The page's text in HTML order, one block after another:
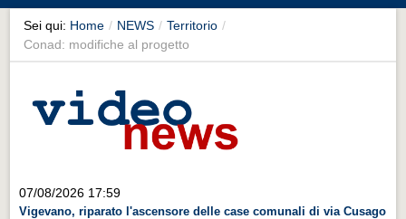
Cronaca
Artes et Artificia
Sport
Territorio
Sei qui: Home / NEWS / Territorio /
Conad: modifiche al progetto
07/08/2026 17:59
Vigevano, riparato l'ascensore delle case comunali di via Cusago